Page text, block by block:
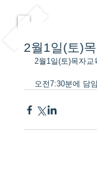
2월1일(토)
2월1일(토)목자교
오전7:30분에 담